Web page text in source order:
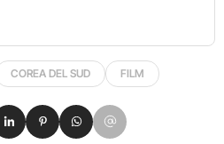
COREA DEL SUD FILM
Facebook
su Xsu LinkedIn
Condividi su Pinterest
Condividi su WhatsApp
Condividi su Email